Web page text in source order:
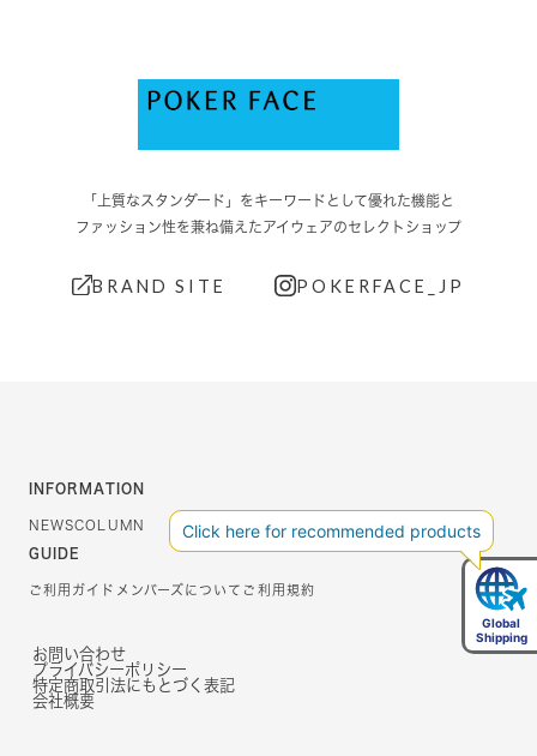
「上質なスタンダード」をキーワードとして優れた機能と
ファッション性を兼ね備えたアイウェアのセレクトショップ
BRAND SITE POKERFACE_JP
INFORMATION
NEWSCOLUMN
GUIDE
ご利用ガイド メンバーズについて ご利用規約
お問い合わせ
プライバシーポリシー
特定商取引法にもとづく表記
会社概要